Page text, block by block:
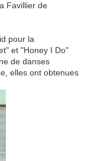
Favillier de
pour la
et "Honey I Do"
de danses
elles ont obtenues